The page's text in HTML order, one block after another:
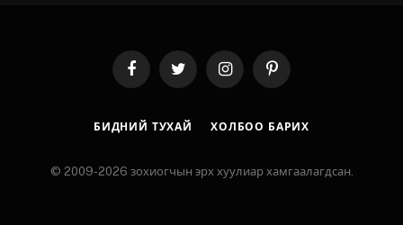
FacebookTwitter InstagramPinterest
БИДНИЙ ТУХАЙ ХОЛБОО БАРИХ
© 2009-2026 зохиогчын эрх хуулиар хамгаалагдсан.